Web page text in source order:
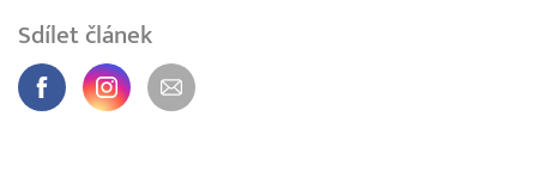
Sdílet článek